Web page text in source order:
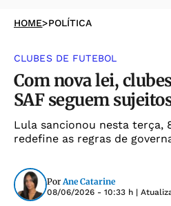
HOME>POLÍTICA
CLUBES DE FUTEBOL
Com nova lei,
SAF seguem
Lula sancionou nesta terça,
redefine as regras de
Por Ane Catarine
08/06/2026 - 10:33 h |